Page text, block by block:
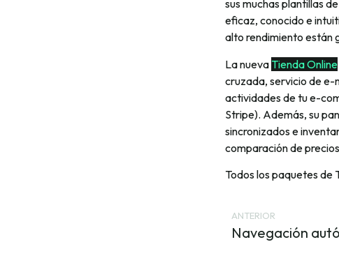
sus muchas plantillas
eficaz, conocido e
alto rendimiento están
La nueva Tienda Online
cruzada, servicio de e-
actividades de tu e-
Stripe). Además, su
sincronizados e
comparación de
Todos los paquetes de
ANTERIOR